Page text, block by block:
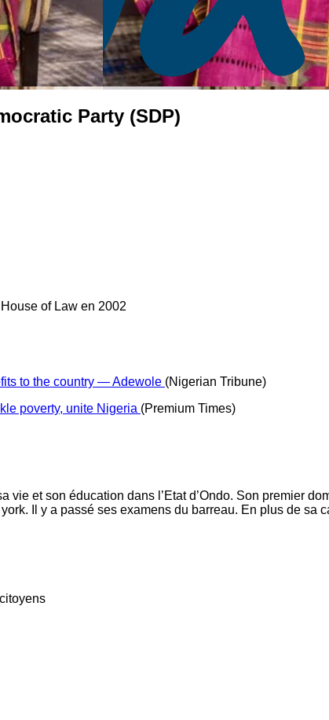
Party (SDP)
of Law en 2002
to the country — Adewole (Nigerian Tribune)
poverty, unite Nigeria (Premium Times)
vie et son éducation dans l’Etat d’Ondo. Son premier
Il y a passé ses examens du barreau. En plus de sa